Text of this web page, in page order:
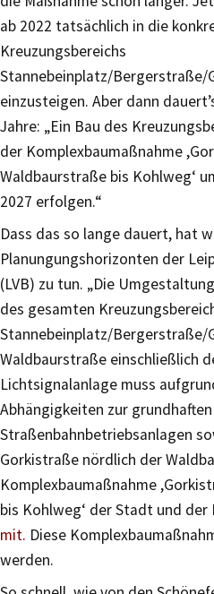
ab 2022 tatsächlich in die
Kreuzungsbereichs
Stannebeinplatz/
einzusteigen. Aber dann
Jahre: „Ein Bau des
der Komplexbaumaßnahme
Waldbaurstraße bis Kohlweg‘
2027 erfolgen.“
Dass das so lange dauert, hat
Planungungshorizonten der
(LVB) zu tun. „Die
des gesamten
Stannebeinplatz/Bergerstraße/
Waldbaurstraße einschließlich
Lichtsignalanlage muss
Abhängigkeiten zur
Straßenbahnbetriebsanlagen
Gorkistraße nördlich der
Komplexbaumaßnahme
bis Kohlweg‘ der Stadt und der
mit. Diese
werden.